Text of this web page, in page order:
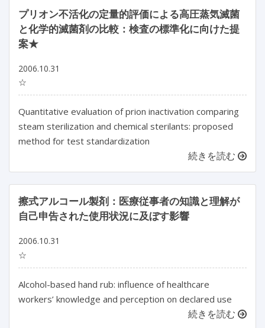
プリオン不活化の定量的評価による高圧蒸気滅菌
と化学的滅菌剤の比較：検査の標準化に向けた提
案★
2006.10.31
☆
Quantitative evaluation of prion inactivation comparing
steam sterilization and chemical sterilants: proposed
method for test standardization
続きを読む
擦式アルコール製剤：医療従事者の知識と理解が
自己申告された使用状況に及ぼす影響
2006.10.31
☆
Alcohol-based hand rub: influence of healthcare
workers’ knowledge and perception on declared use
続きを読む